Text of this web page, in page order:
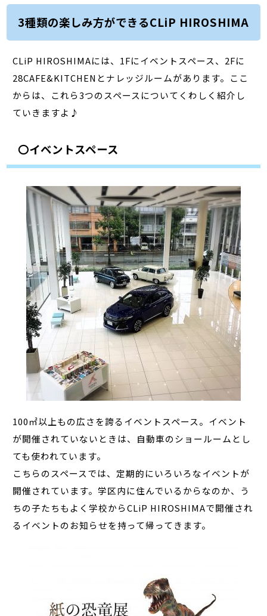
3種類の楽しみ方ができるCLiP HIROSHIMA
CLiP HIROSHIMAには、1Fにイベントスペース、2Fに
28CAFE&KITCHENとナレッジルームがあります。ここ
からは、これら3つのスペースについてくわしく紹介し
ていきますよ♪
〇イベントスペース
100㎡以上もの広さを誇るイベントスペース。イベント
が開催されていないときは、自動車のショールームとし
ても使われています。
こちらのスペースでは、定期的にいろいろなイベントが
開催されています。学区内に住んでいるからなのか、う
ちの子たちもよく学校からCLiP HIROSHIMAで開催され
るイベントのお知らせを持って帰ってきます。